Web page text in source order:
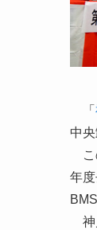
「
中
こ
年
神